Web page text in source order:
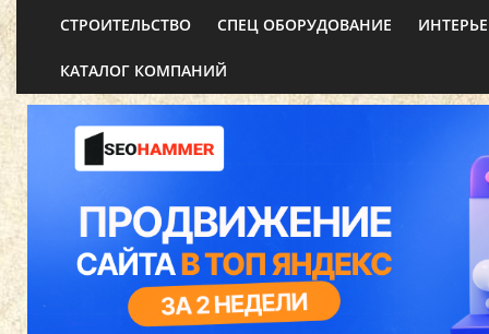
СТРОИТЕЛЬСТВО СПЕЦ ОБОРУДОВАНИЕ
КАТАЛОГ КОМПАНИЙ